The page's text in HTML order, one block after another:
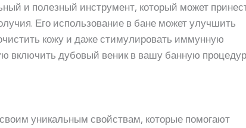
и полезный инструмент, который может
Его использование в бане может улучшить
кожу и даже стимулировать иммунную
включить дубовый веник в вашу банную
уникальным свойствам, которые помогают